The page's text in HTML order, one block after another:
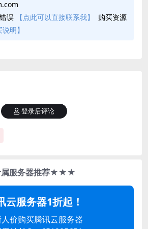
误
【点此可以直接联系我】
购买资源
明】
登录后评论
服务器推荐★★★
云服务器1折起！
价购买腾讯云服务器